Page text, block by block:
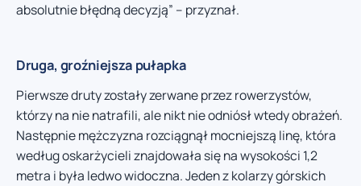
absolutnie błędną decyzją” – przyznał.
Druga, groźniejsza pułapka
Pierwsze druty zostały zerwane przez rowerzystów,
którzy na nie natrafili, ale nikt nie odniósł wtedy obrażeń.
Następnie mężczyzna rozciągnął mocniejszą linę, która
według oskarżycieli znajdowała się na wysokości 1,2
metra i była ledwo widoczna. Jeden z kolarzy górskich